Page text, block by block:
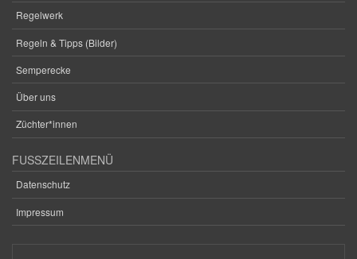
Regelwerk
Regeln & Tipps (Bilder)
Semperecke
Über uns
Züchter*innen
FUSSZEILENMENÜ
Datenschutz
Impressum